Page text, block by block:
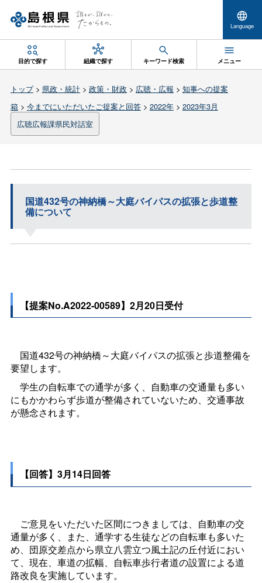
Language
目的で探す 組織で探す キーワード検索 メニュー
トップ> 県政・統計> 政策・財政 > 広聴・広報 > 知事への提案
箱> 今までにいただいたご提案と回答> 2022年> 2023年3月
広聴広報課県民対話室
国道432号の神納橋～大庭バイパスの拡張と歩道整
備について
【提案No.A2022-00589】2月20日受付
国道432号の神納橋～大庭バイパスの拡張と歩道整備を
要望します。
学生の自転車での通学が多く、自動車の交通量も多い
にもかかわらず歩道が整備されていないため、交通事故
が懸念されます。
【回答】3月14日回答
ご意見をいただいた区間につきましては、自動車の交
通量が多く、また、通学する生徒などの自転車も多いた
め、団原交差点から県立八雲立つ風土記の丘付近におい
て、現在、車道の拡幅、自転車歩行者道の設置による道
路改良を実施しています。